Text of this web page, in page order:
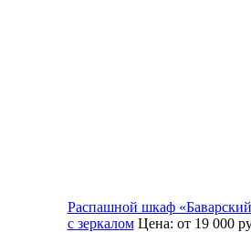
Распашной шкаф
с зеркалом Цена: от 19 000